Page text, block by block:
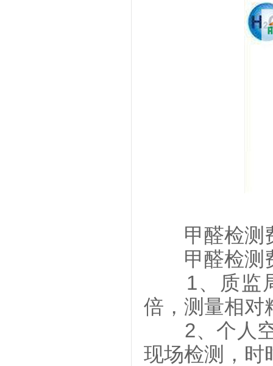
甲醛检测费
甲醛检测费
1、质监局
倍，测量相对
2、个人空
现场检测，时